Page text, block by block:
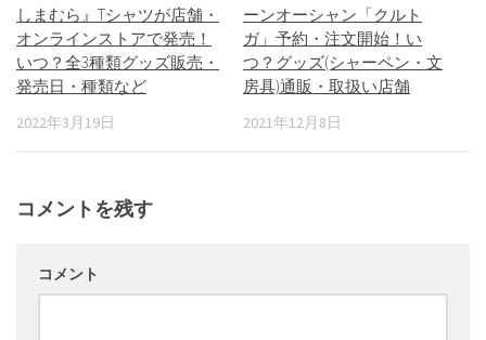
しまむら』Tシャツが店舗・
オンラインストアで発売！
いつ？全3種類グッズ販売・
発売日・種類など
2022年3月19日
ーンオーシャン「クルト
ガ」予約・注文開始！い
つ？グッズ(シャーペン・文
房具)通販・取扱い店舗
2021年12月8日
コメントを残す
コメント